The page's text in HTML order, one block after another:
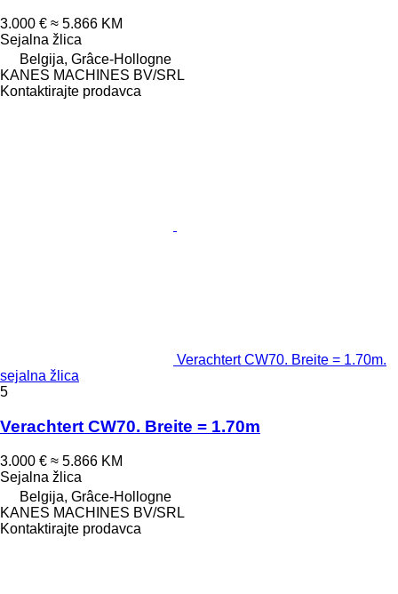
3.000 € ≈ 5.866 KM
Sejalna žlica
Belgija, Grâce-Hollogne
KANES MACHINES BV/SRL
Kontaktirajte prodavca
Verachtert CW70. Breite = 1.70m.
sejalna žlica
5
Verachtert CW70. Breite = 1.70m
3.000 € ≈ 5.866 KM
Sejalna žlica
Belgija, Grâce-Hollogne
KANES MACHINES BV/SRL
Kontaktirajte prodavca